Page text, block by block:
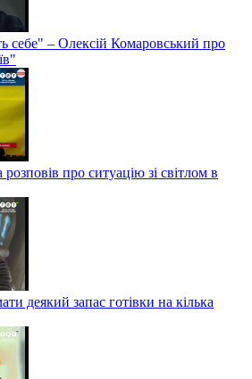
себе" – Олексій Комаровський про
про ситуацію зі світлом в
деякий запас готівки на кілька